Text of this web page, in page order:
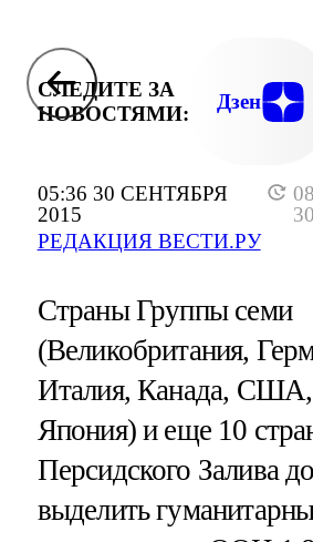
05:36 30 СЕНТЯБРЯ
2015
РЕДАКЦИЯ ВЕСТИ.РУ
СЛЕДИТЕ ЗА
НОВОСТЯМИ:
Дзен
Страны Группы семи
(Великобритания,
Италия, Канада,
Япония) и еще 10
Персидского Залива
выделить